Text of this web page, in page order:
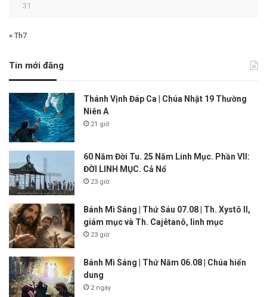
31
« Th7
Tin mới đăng
Thánh Vịnh Đáp Ca | Chúa Nhật 19 Thường
Niên A
21 giờ
60 Năm Đời Tu. 25 Năm Linh Mục. Phần VII:
ĐỜI LINH MỤC. Cả Nổ
23 giờ
Bánh Mì Sáng | Thứ Sáu 07.08 | Th. Xystô II,
giám mục và Th. Cajêtanô, linh mục
23 giờ
Bánh Mì Sáng | Thứ Năm 06.08 | Chúa hiển
dung
2 ngày